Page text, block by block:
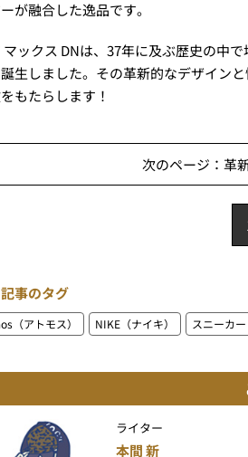
が融合した逸品です。
マックス DNは、37年に及ぶ歴史の中
生しました。その革新的なデザイン
もたらします！
次のページ：革
事のタグ
（アトモス） NIKE（ナイキ） スニーカー
ライター
本間 新